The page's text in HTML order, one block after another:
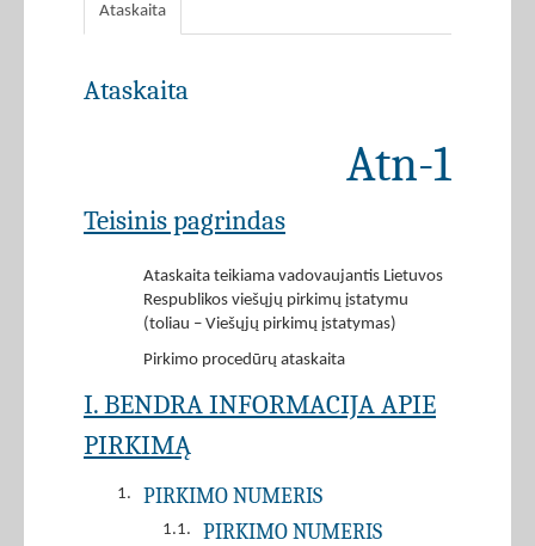
Ataskaita
Ataskaita
Atn-1
Teisinis pagrindas
Ataskaita teikiama vadovaujantis Lietuvos
Respublikos viešųjų pirkimų įstatymu
(toliau – Viešųjų pirkimų įstatymas)
Pirkimo procedūrų ataskaita
I. BENDRA INFORMACIJA APIE
PIRKIMĄ
1. PIRKIMO NUMERIS
1.1. PIRKIMO NUMERIS